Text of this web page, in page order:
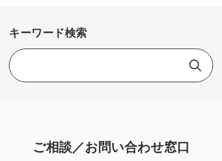
キーワード検索
ご相談／お問い合わせ窓口